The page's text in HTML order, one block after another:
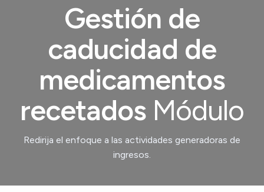
Gestión de
caducidad de
medicamentos
recetados Módulo
Redirija el enfoque a las actividades generadoras de
ingresos.